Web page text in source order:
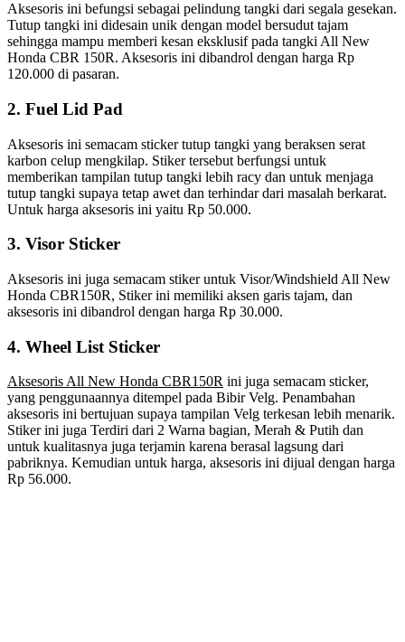
Aksesoris ini befungsi sebagai pelindung tangki dari segala gesekan.
Tutup tangki ini didesain unik dengan model bersudut tajam
sehingga mampu memberi kesan eksklusif pada tangki All New
Honda CBR 150R. Aksesoris ini dibandrol dengan harga Rp
120.000 di pasaran.
2. Fuel Lid Pad
Aksesoris ini semacam sticker tutup tangki yang beraksen serat
karbon celup mengkilap. Stiker tersebut berfungsi untuk
memberikan tampilan tutup tangki lebih racy dan untuk menjaga
tutup tangki supaya tetap awet dan terhindar dari masalah berkarat.
Untuk harga aksesoris ini yaitu Rp 50.000.
3. Visor Sticker
Aksesoris ini juga semacam stiker untuk Visor/Windshield All New
Honda CBR150R, Stiker ini memiliki aksen garis tajam, dan
aksesoris ini dibandrol dengan harga Rp 30.000.
4. Wheel List Sticker
Aksesoris All New Honda CBR150R ini juga semacam sticker,
yang penggunaannya ditempel pada Bibir Velg. Penambahan
aksesoris ini bertujuan supaya tampilan Velg terkesan lebih menarik.
Stiker ini juga Terdiri dari 2 Warna bagian, Merah & Putih dan
untuk kualitasnya juga terjamin karena berasal lagsung dari
pabriknya. Kemudian untuk harga, aksesoris ini dijual dengan harga
Rp 56.000.